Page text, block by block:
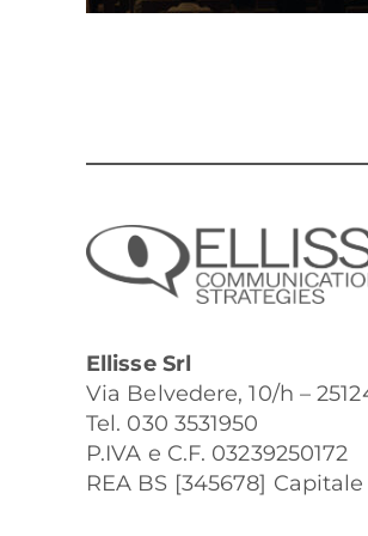
Ellisse Srl
Via Belvedere, 10/h –
Tel. 030 3531950
P.IVA e C.F. 03239250172
REA BS [345678]